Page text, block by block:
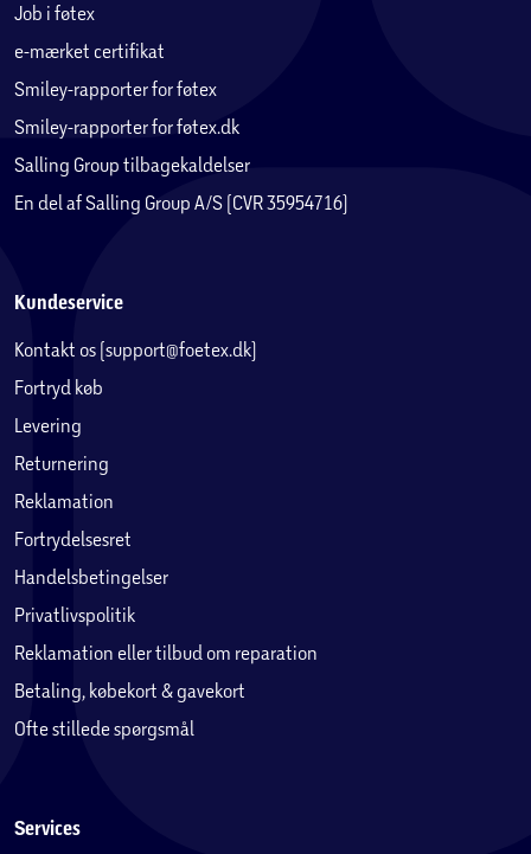
Job i føtex
e-mærket certifikat
Smiley-rapporter for føtex
Smiley-rapporter for føtex.dk
Salling Group tilbagekaldelser
En del af Salling Group A/S (CVR 35954716)
Kundeservice
Kontakt os (support@foetex.dk)
Fortryd køb
Levering
Returnering
Reklamation
Fortrydelsesret
Handelsbetingelser
Privatlivspolitik
Reklamation eller tilbud om reparation
Betaling, købekort & gavekort
Ofte stillede spørgsmål
Services